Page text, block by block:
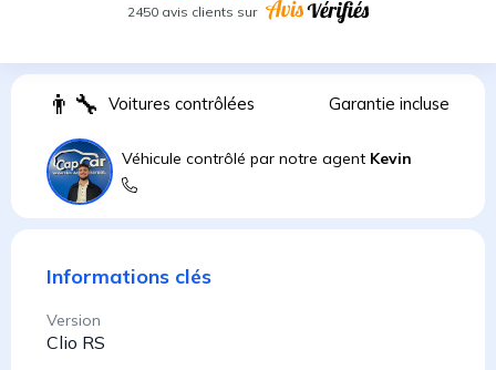
2450 avis clients sur
👨 Voitures contrôlées Garantie incluse
Véhicule contrôlé par notre agent Kevin
Informations clés
Version
Clio RS